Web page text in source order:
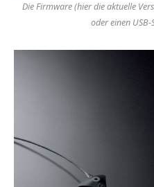
Die Firmware (hier die aktuelle
oder einen